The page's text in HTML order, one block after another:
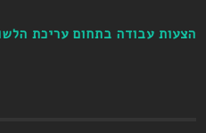
הצעות עבודה בתחום עריכת